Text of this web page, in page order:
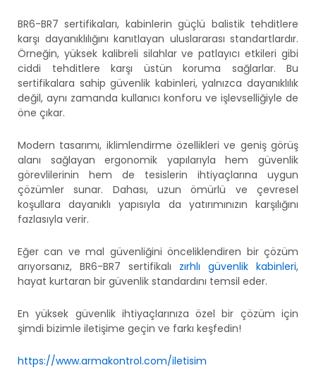
BR6-BR7 sertifikaları, kabinlerin güçlü balistik tehditlere
karşı dayanıklılığını kanıtlayan uluslararası standartlardır.
Örneğin, yüksek kalibreli silahlar ve patlayıcı etkileri gibi
ciddi tehditlere karşı üstün koruma sağlarlar. Bu
sertifikalara sahip güvenlik kabinleri, yalnızca dayanıklılık
değil, aynı zamanda kullanıcı konforu ve işlevselliğiyle de
öne çıkar.
Modern tasarımı, iklimlendirme özellikleri ve geniş görüş
alanı sağlayan ergonomik yapılarıyla hem güvenlik
görevlilerinin hem de tesislerin ihtiyaçlarına uygun
çözümler sunar. Dahası, uzun ömürlü ve çevresel
koşullara dayanıklı yapısıyla da yatırımınızın karşılığını
fazlasıyla verir.
Eğer can ve mal güvenliğini önceliklendiren bir çözüm
arıyorsanız, BR6-BR7 sertifikalı zırhlı güvenlik kabinleri,
hayat kurtaran bir güvenlik standardını temsil eder.
En yüksek güvenlik ihtiyaçlarınıza özel bir çözüm için
şimdi bizimle iletişime geçin ve farkı keşfedin!
https://www.armakontrol.com/iletisim